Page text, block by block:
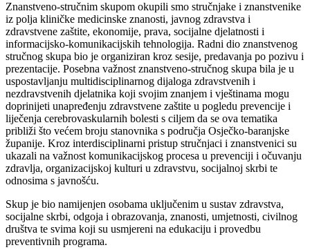
Znanstveno-stručnim skupom okupili smo stručnjake i znanstvenike
iz polja kliničke medicinske znanosti, javnog zdravstva i
zdravstvene zaštite, ekonomije, prava, socijalne djelatnosti i
informacijsko-komunikacijskih tehnologija. Radni dio znanstvenog
stručnog skupa bio je organiziran kroz sesije, predavanja po pozivu i
prezentacije. Posebna važnost znanstveno-stručnog skupa bila je u
uspostavljanju multidisciplinarnog dijaloga zdravstvenih i
nezdravstvenih djelatnika koji svojim znanjem i vještinama mogu
doprinijeti unapređenju zdravstvene zaštite u pogledu prevencije i
liječenja cerebrovaskularnih bolesti s ciljem da se ova tematika
približi što većem broju stanovnika s područja Osječko-baranjske
županije. Kroz interdisciplinarni pristup stručnjaci i znanstvenici su
ukazali na važnost komunikacijskog procesa u prevenciji i očuvanju
zdravlja, organizacijskoj kulturi u zdravstvu, socijalnoj skrbi te
odnosima s javnošću.
Skup je bio namijenjen osobama uključenim u sustav zdravstva,
socijalne skrbi, odgoja i obrazovanja, znanosti, umjetnosti, civilnog
društva te svima koji su usmjereni na edukaciju i provedbu
preventivnih programa.